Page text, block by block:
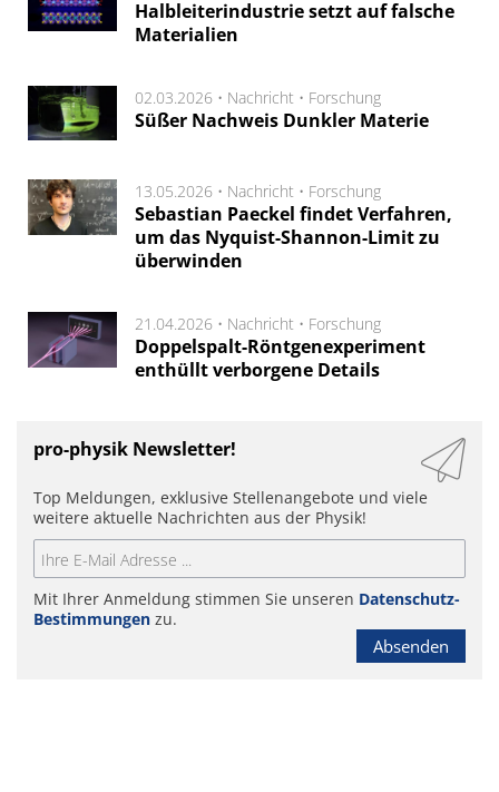
Halbleiterindustrie setzt auf falsche
Materialien
02.03.2026 • Nachricht • Forschung
Süßer Nachweis Dunkler Materie
13.05.2026 • Nachricht • Forschung
Sebastian Paeckel findet Verfahren,
um das Nyquist-Shannon-Limit zu
überwinden
21.04.2026 • Nachricht • Forschung
Doppelspalt-Röntgenexperiment
enthüllt verborgene Details
pro-physik Newsletter!
Top Meldungen, exklusive Stellenangebote und viele
weitere aktuelle Nachrichten aus der Physik!
Mit Ihrer Anmeldung stimmen Sie unseren Datenschutz-
Bestimmungen zu.
Absenden